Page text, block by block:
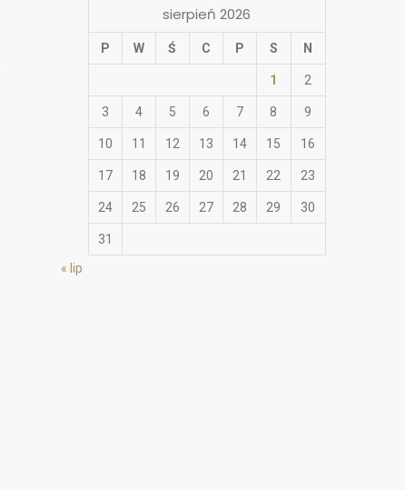
sierpień 2026
P W Ś C P S N
1 2
3 4 5 6 7 8 9
10 11 12 13 14 15 16
17 18 19 20 21 22 23
24 25 26 27 28 29 30
31
« lip